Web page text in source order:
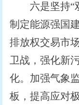
六是坚持“双
制定能源强国
排放权交易市
卫战，强化新
化。加强气象
板，提高应对